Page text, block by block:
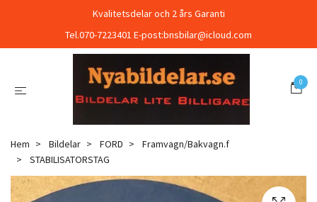
Kvalitetsdelar och 2 års Garanti
Tel.070-7223401 E-post:bnsbilar@icloud.com
0
Hem Bildelar FORD
Framvagn/Bakvagn.f
STABILISATORSTAG